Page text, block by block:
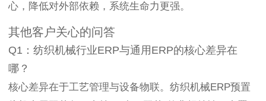
心，降低对外部依赖，系统生命力更强。
其他客户关心的问答
Q1：纺织机械行业ERP与通用ERP的核心差异在
哪？
核心差异在于工艺管理与设备物联。纺织机械ERP预置